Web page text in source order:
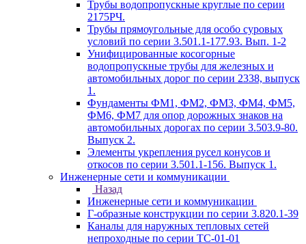
Трубы водопропускные круглые по серии
2175РЧ.
Трубы прямоугольные для особо суровых
условий по серии 3.501.1-177.93. Вып. 1-2
Унифицированные косогорные
водопропускные трубы для железных и
автомобильных дорог по серии 2338, выпуск
1.
Фундаменты ФМ1, ФМ2, ФМ3, ФМ4, ФМ5,
ФМ6, ФМ7 для опор дорожных знаков на
автомобильных дорогах по серии 3.503.9-80.
Выпуск 2.
Элементы укрепления русел конусов и
откосов по серии 3.501.1-156. Выпуск 1.
Инженерные сети и коммуникации
Назад
Инженерные сети и коммуникации
Г-образные конструкции по серии 3.820.1-39
Каналы для наружных тепловых сетей
непроходные по серии ТС-01-01